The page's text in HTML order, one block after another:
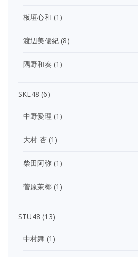
板垣心和 (1)
渡辺美優紀 (8)
隅野和奏 (1)
SKE48 (6)
中野愛理 (1)
大村 杏(1)
柴田阿弥(1)
菅原茉椰(1)
STU48 (13)
中村舞 (1)